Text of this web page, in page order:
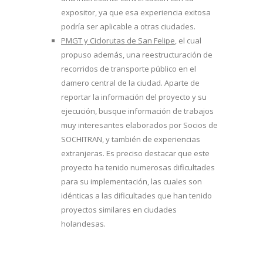
expositor, ya que esa experiencia exitosa
podría ser aplicable a otras ciudades.
PMGT y Ciclorutas de San Felipe, el cual
propuso además, una reestructuración de
recorridos de transporte público en el
damero central de la ciudad. Aparte de
reportar la información del proyecto y su
ejecución, busque información de trabajos
muy interesantes elaborados por Socios de
SOCHITRAN, y también de experiencias
extranjeras. Es preciso destacar que este
proyecto ha tenido numerosas dificultades
para su implementación, las cuales son
idénticas a las dificultades que han tenido
proyectos similares en ciudades
holandesas.